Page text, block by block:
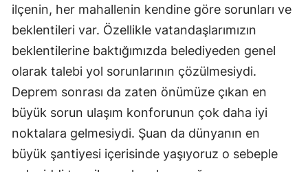
ilçenin, her mahallenin kendine göre sorunları ve
beklentileri var. Özellikle vatandaşlarımızın
beklentilerine baktığımızda belediyeden genel
olarak talebi yol sorunlarının çözülmesiydi.
Deprem sonrası da zaten önümüze çıkan en
büyük sorun ulaşım konforunun çok daha iyi
noktalara gelmesiydi. Şuan da dünyanın en
büyük şantiyesi içerisinde yaşıyoruz o sebeple